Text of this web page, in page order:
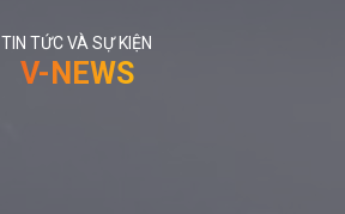
TIN TỨC VÀ SỰ KIỆN
V-NEWS